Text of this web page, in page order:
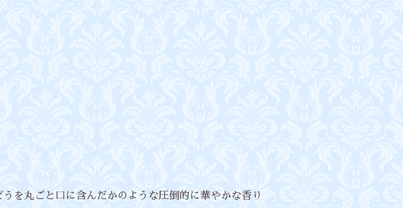
を丸ごと口に含んだかのような圧倒的に華やかな香り